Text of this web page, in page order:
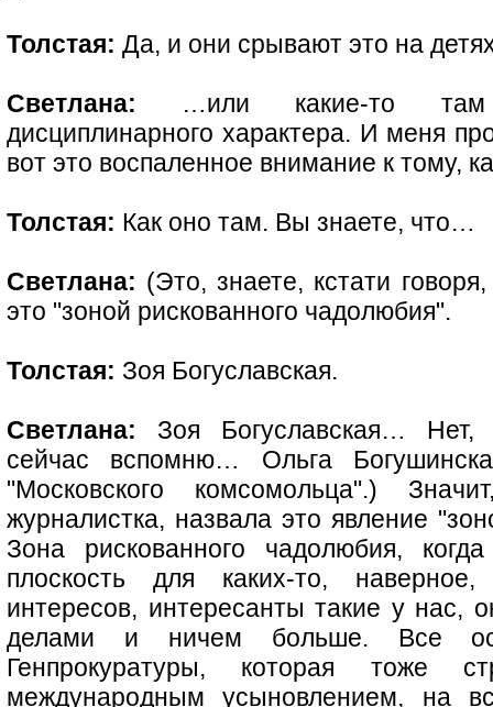
Толстая: Да, и они срывают это на
Светлана: …или какие-то там
дисциплинарного характера. И меня
вот это воспаленное внимание к тому,
Толстая: Как оно там. Вы знаете, что…
Светлана: (Это, знаете, кстати
это "зоной рискованного чадолюбия".
Толстая: Зоя Богуславская.
Светлана: Зоя Богуславская… Нет,
сейчас вспомню… Ольга
"Московского комсомольца".)
журналистка, назвала это явление
Зона рискованного чадолюбия,
плоскость для каких-то,
интересов, интересанты такие у нас,
делами и ничем больше. Все
Генпрокуратуры, которая тоже
международным усыновлением, на